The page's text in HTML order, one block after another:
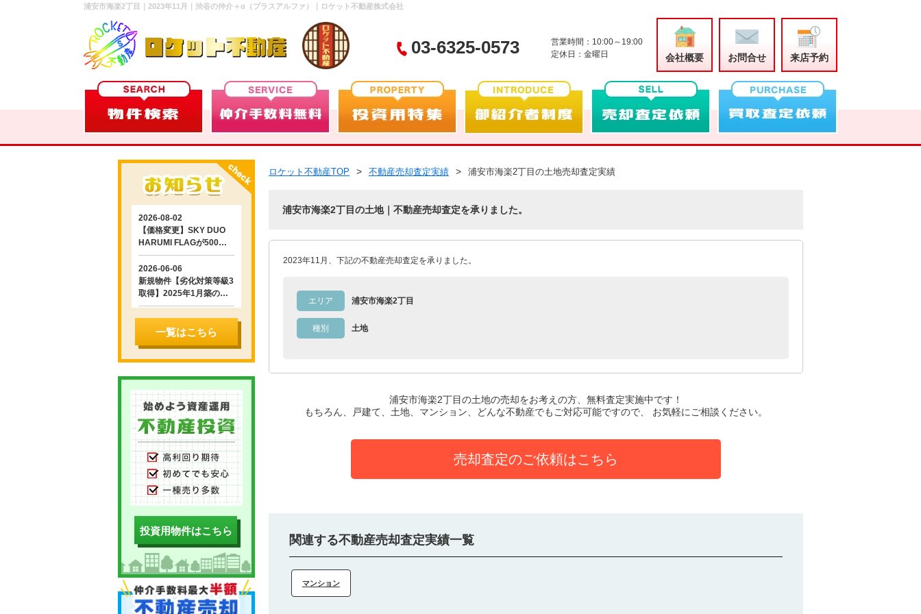
浦安市海楽2丁目｜2023年11月｜渋谷の仲介＋α（プラスアルファ）｜ロケット不動産株式会社
03-6325-0573
営業時間：10:00～19:00
定休日：金曜日
会社概要 お問合せ 来店予約
ロケット不動産TOP 不動産売却査定実績 浦安市海楽2丁目の土地売却査定実績
浦安市海楽2丁目の土地｜不動産売却査定を承りました。
2023年11月、下記の不動産売却査定を承りました。
エリア 浦安市海楽2丁目
種別 土地
浦安市海楽2丁目の土地の売却をお考えの方、無料査定実施中です！
もちろん、戸建て、土地、マンション、どんな不動産でもご対応可能ですので、 お気軽にご相談ください。
売却査定のご依頼はこちら
関連する不動産売却査定実績一覧
マンション
一覧はこちら
投資用物件はこちら